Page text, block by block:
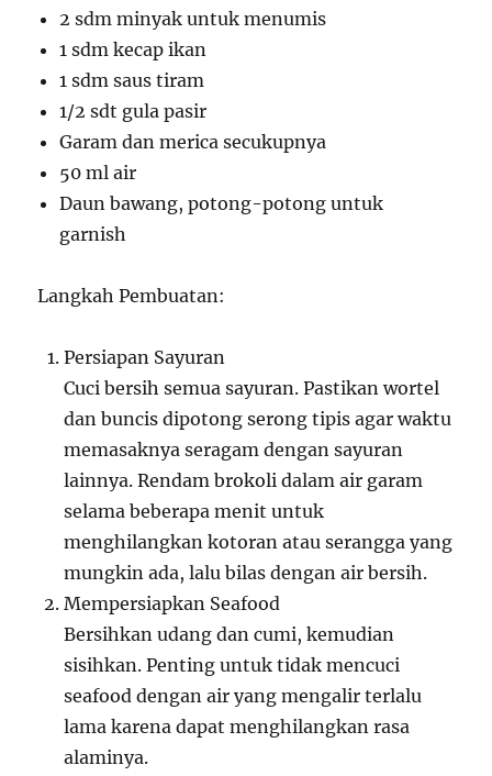
2 sdm minyak untuk menumis
1 sdm kecap ikan
1 sdm saus tiram
1/2 sdt gula pasir
Garam dan merica secukupnya
50 ml air
Daun bawang, potong-potong untuk
garnish
Langkah Pembuatan:
Persiapan Sayuran
Cuci bersih semua sayuran. Pastikan wortel
dan buncis dipotong serong tipis agar waktu
memasaknya seragam dengan sayuran
lainnya. Rendam brokoli dalam air garam
selama beberapa menit untuk
menghilangkan kotoran atau serangga yang
mungkin ada, lalu bilas dengan air bersih.
Mempersiapkan Seafood
Bersihkan udang dan cumi, kemudian
sisihkan. Penting untuk tidak mencuci
seafood dengan air yang mengalir terlalu
lama karena dapat menghilangkan rasa
alaminya.